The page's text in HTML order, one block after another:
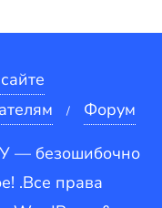
Форум
— безошибочно
.Все права